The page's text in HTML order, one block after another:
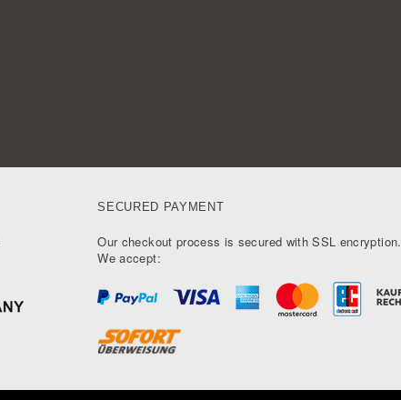
SECURED PAYMENT
Our checkout process is secured with SSL encryption.
We accept: